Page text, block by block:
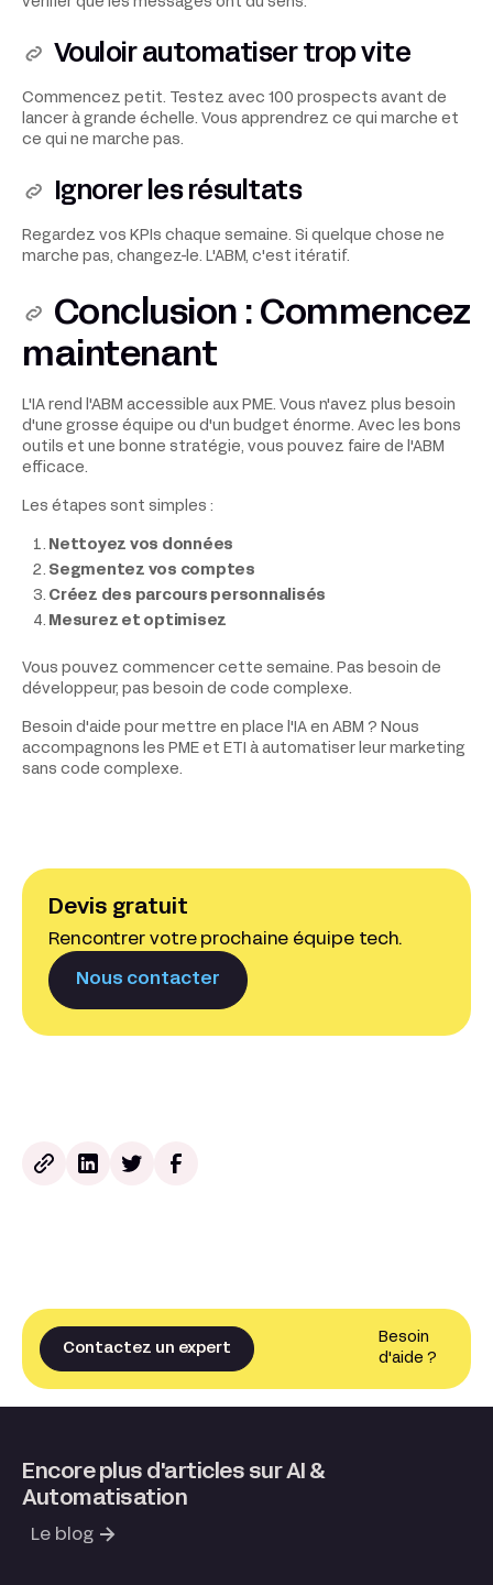
Vouloir automatiser trop vite
Commencez petit. Testez avec 100 prospects avant de
lancer à grande échelle. Vous apprendrez ce qui marche et
ce qui ne marche pas.
Ignorer les résultats
Regardez vos KPIs chaque semaine. Si quelque chose ne
marche pas, changez-le. L'ABM, c'est itératif.
Conclusion : Commencez
maintenant
L'IA rend l'ABM accessible aux PME. Vous n'avez plus besoin
d'une grosse équipe ou d'un budget énorme. Avec les bons
outils et une bonne stratégie, vous pouvez faire de l'ABM
efficace.
Les étapes sont simples :
Nettoyez vos données
Segmentez vos comptes
Créez des parcours personnalisés
Mesurez et optimisez
Vous pouvez commencer cette semaine. Pas besoin de
développeur, pas besoin de code complexe.
Besoin d'aide pour mettre en place l'IA en ABM ? Nous
accompagnons les PME et ETI à automatiser leur marketing
sans code complexe.
Devis gratuit
Rencontrer votre prochaine équipe tech.
Nous contacter
Besoin
d'aide ?
Contactez un expert
Encore plus d'articles sur AI &
Automatisation
Le blog